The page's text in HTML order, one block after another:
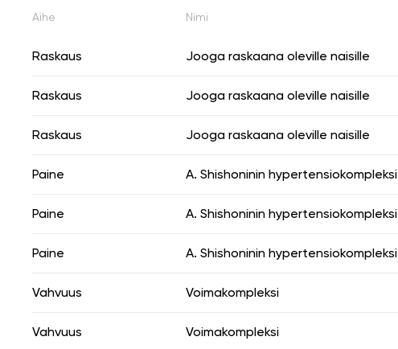
Aihe Nimi
Raskaus Jooga raskaana oleville naisille
Raskaus Jooga raskaana oleville naisille
Raskaus Jooga raskaana oleville naisille
Paine A. Shishoninin hypertensiokompleksi
Paine A. Shishoninin hypertensiokompleksi
Paine A. Shishoninin hypertensiokompleksi
Vahvuus Voimakompleksi
Vahvuus Voimakompleksi